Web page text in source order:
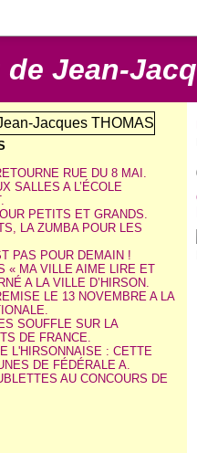
Jean-
RUE DU 8 MAI.
SALLES A L’ÉCOLE
PETITS ET GRANDS.
LA ZUMBA POUR LES
PAS POUR DEMAIN !
« MA VILLE AIME LIRE ET
A LA VILLE D’HIRSON.
LE 13 NOVEMBRE A LA
SOUFFLE SUR LA
DE FRANCE.
L'HIRSONNAISE : CETTE
DE FÉDÉRALE A.
AU CONCOURS DE